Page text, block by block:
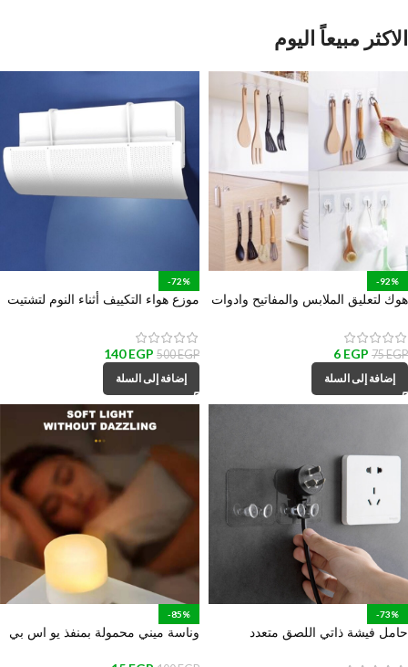
الاكثر مبيعاً اليوم
-92%
هوك لتعليق الملابس والمفاتيح وادوات
75EGP
6 EGP
إضافة إلى السلة
-72%
موزع هواء التكييف أثناء النوم لتشتيت
500EGP
140EGP
إضافة إلى السلة
-73%
حامل فيشة ذاتي اللصق متعدد
-85%
وناسة ميني محمولة بمنفذ يو اس بي